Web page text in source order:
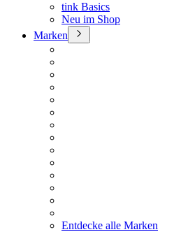
tink Basics
Neu im Shop
Marken
Entdecke alle Marken